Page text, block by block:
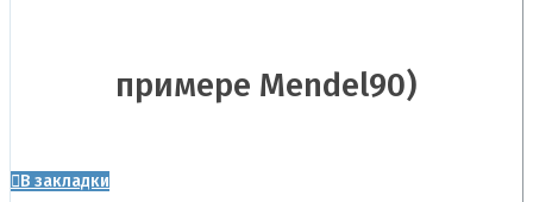
примере Mendel90)
В закладки